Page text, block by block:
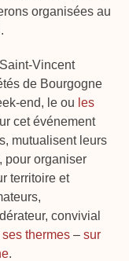
organisées au
Vincent
de Bourgogne
end, le ou les
cet événement
mutualisent leurs
pour organiser
territoire et
convivial
ses thermes –sur
.